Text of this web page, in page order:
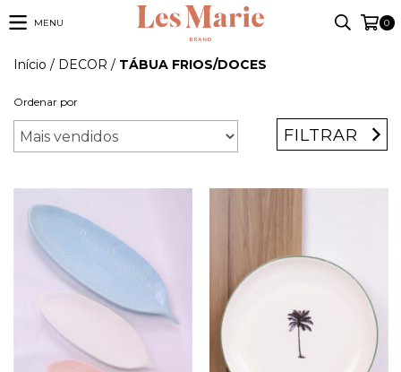
MENU 0
Início / DECOR / TÁBUA FRIOS/DOCES
Ordenar por
FILTRAR